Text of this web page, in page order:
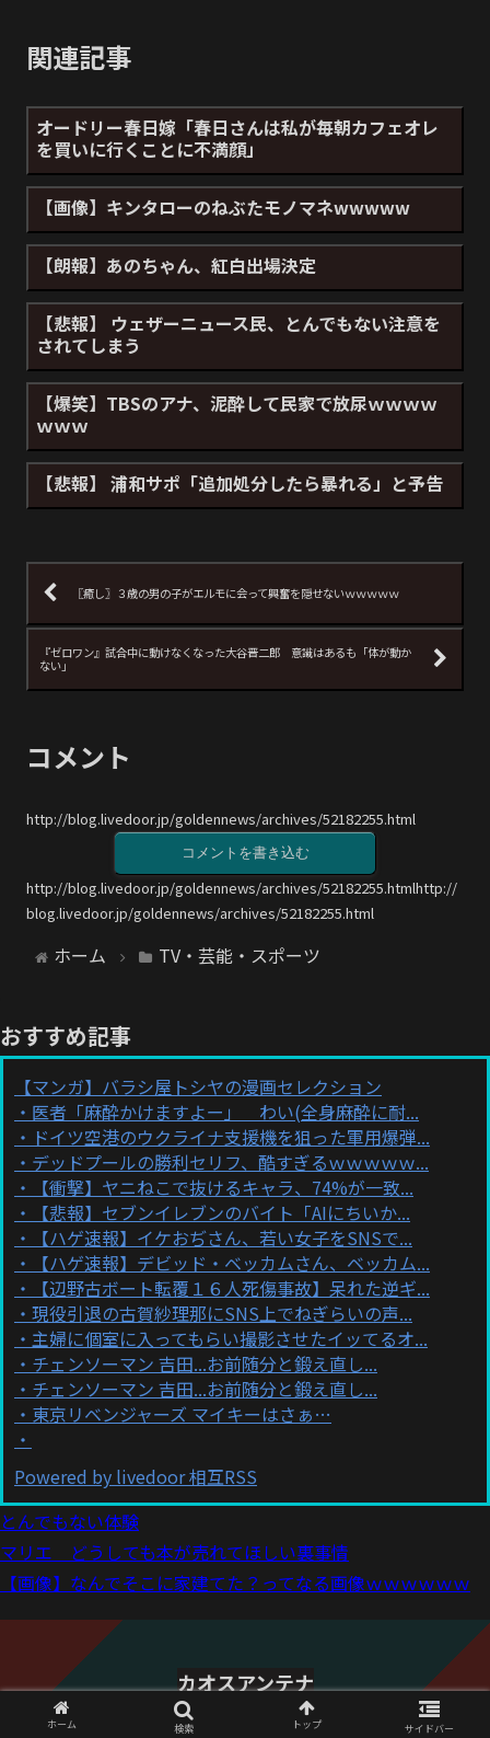
関連記事
オードリー春日嫁「春日さんは私が毎朝カフェオレ
を買いに行くことに不満顔」
【画像】キンタローのねぶたモノマネwwwww
【朗報】あのちゃん、紅白出場決定
【悲報】 ウェザーニュース民、とんでもない注意を
されてしまう
【爆笑】TBSのアナ、泥酔して民家で放尿ｗｗｗｗ
ｗｗｗ
【悲報】 浦和サポ「追加処分したら暴れる」と予告
〖癒し〗３歳の男の子がエルモに会って興奮を隠せないｗｗｗｗｗ
『ゼロワン』試合中に動けなくなった大谷晋二郎 意識はあるも「体が動か
ない」
コメント
http://blog.livedoor.jp/goldennews/archives/52182255.html
コメントを書き込む
http://blog.livedoor.jp/goldennews/archives/52182255.htmlhttp://
blog.livedoor.jp/goldennews/archives/52182255.html
ホーム TV・芸能・スポーツ
おすすめ記事
【マンガ】バラシ屋トシヤの漫画セレクション
医者「麻酔かけますよー」 わい(全身麻酔に耐...
ドイツ空港のウクライナ支援機を狙った軍用爆弾...
デッドプールの勝利セリフ、酷すぎるｗｗｗｗｗ...
【衝撃】ヤニねこで抜けるキャラ、74%が一致...
【悲報】セブンイレブンのバイト「AIにちいか...
【ハゲ速報】イケおぢさん、若い女子をSNSで...
【ハゲ速報】デビッド・ベッカムさん、ベッカム...
【辺野古ボート転覆１６人死傷事故】呆れた逆ギ...
現役引退の古賀紗理那にSNS上でねぎらいの声...
主婦に個室に入ってもらい撮影させたイッてるオ...
チェンソーマン 吉田...お前随分と鍛え直し...
チェンソーマン 吉田...お前随分と鍛え直し...
東京リベンジャーズ マイキーはさぁ…
Powered by livedoor 相互RSS
とんでもない体験
マリエ どうしても本が売れてほしい裏事情
【画像】なんでそこに家建てた？ってなる画像ｗｗｗｗｗｗ
カオスアンテナ
© 2021 カオスアンテナ.
ホーム 検索 トップ サイドバー